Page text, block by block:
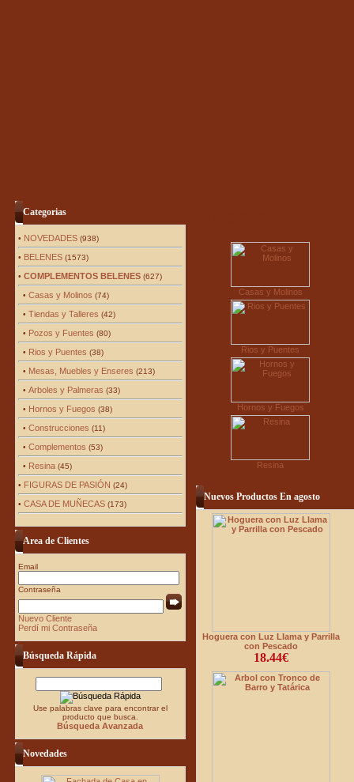
Categorias
• NOVEDADES(938)
• BELENES(1573)
• COMPLEMENTOS BELENES(627)
• Casas y Molinos (74)
• Tiendas y Talleres (42)
• Pozos y Fuentes (80)
• Rios y Puentes (38)
• Mesas, Muebles y Enseres (213)
• Arboles y Palmeras (33)
• Hornos y Fuegos (38)
• Construcciones (11)
• Complementos (53)
• Resina(45)
• FIGURAS DE PASIÓN (24)
• CASA DE MUÑECAS(173)
Area de Clientes
Email
Contraseña
Nuevo Cliente
Perdí mi Contraseña
Búsqueda Rápida
Use palabras clave para encontrar el
producto que busca.
Búsqueda Avanzada
Novedades
Casas y Molinos
Rios y Puentes
Hornos y Fuegos
Resina
Nuevos Productos En agosto
Hoguera con Luz Llama y Parrilla
con Pescado
18.44€